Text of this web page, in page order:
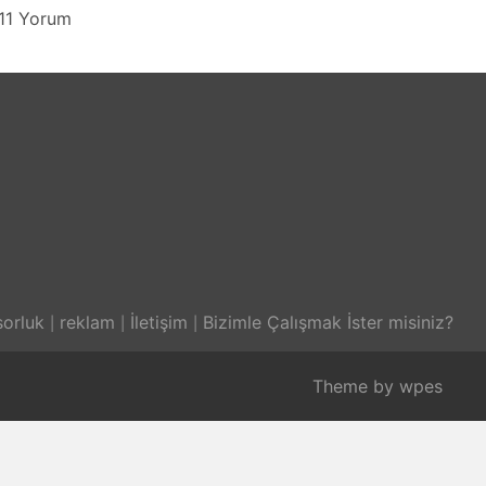
11 Yorum
reklam İletişim Bizimle Çalışmak İster misiniz?
Theme by wpes